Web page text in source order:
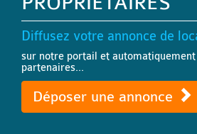
Diffusez votre annonce de
sur notre portail et
partenaires...
Déposer une annonce